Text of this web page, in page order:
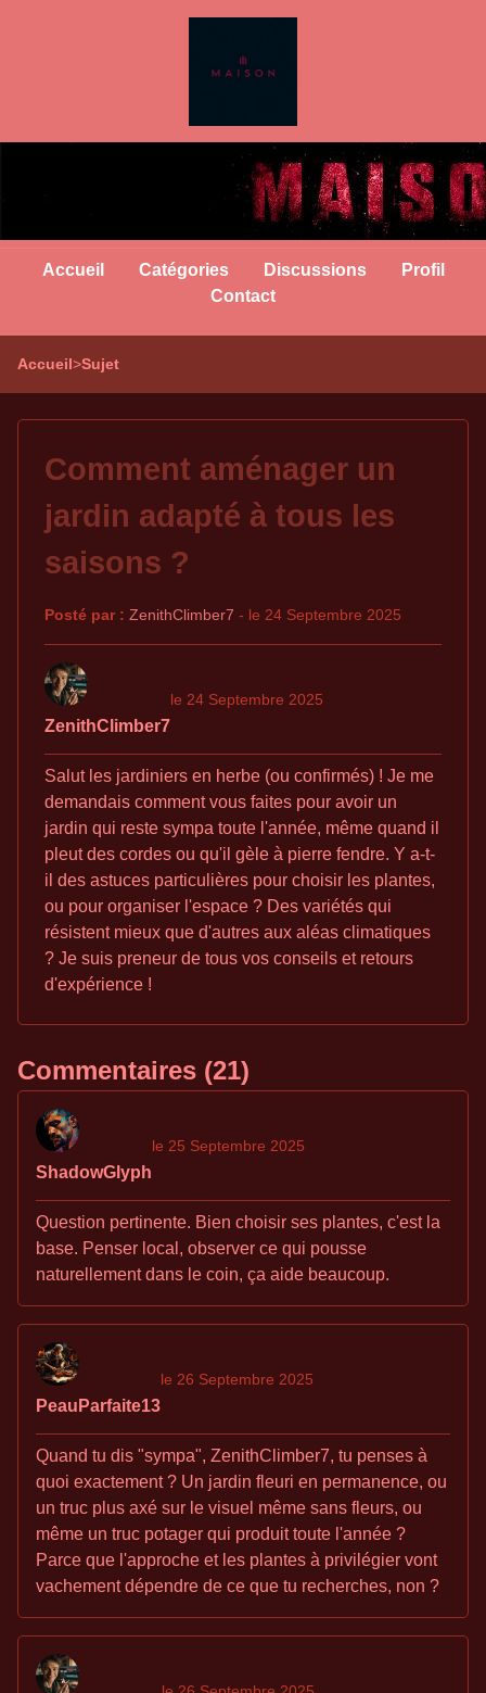
Accueil Catégories Discussions
Profil
Contact
Accueil>Sujet
Comment aménager un
jardin adapté à tous les
saisons ?
Posté par : ZenithClimber7 - le 24 Septembre 2025
ZenithClimber7
le 24 Septembre 2025
Salut les jardiniers en herbe (ou confirmés) ! Je me
demandais comment vous faites pour avoir un
jardin qui reste sympa toute l'année, même quand il
pleut des cordes ou qu'il gèle à pierre fendre. Y a-t-
il des astuces particulières pour choisir les plantes,
ou pour organiser l'espace ? Des variétés qui
résistent mieux que d'autres aux aléas climatiques
? Je suis preneur de tous vos conseils et retours
d'expérience !
Commentaires (21)
ShadowGlyph
le 25 Septembre 2025
Question pertinente. Bien choisir ses plantes, c'est la
base. Penser local, observer ce qui pousse
naturellement dans le coin, ça aide beaucoup.
PeauParfaite13
le 26 Septembre 2025
Quand tu dis "sympa", ZenithClimber7, tu penses à
quoi exactement ? Un jardin fleuri en permanence, ou
un truc plus axé sur le visuel même sans fleurs, ou
même un truc potager qui produit toute l'année ?
Parce que l'approche et les plantes à privilégier vont
vachement dépendre de ce que tu recherches, non ?